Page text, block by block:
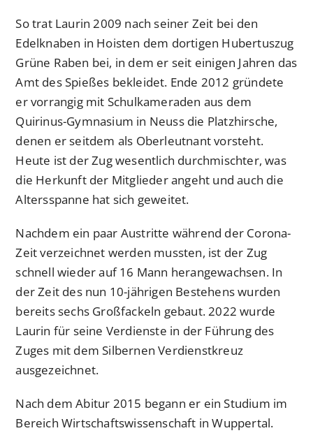
So trat Laurin 2009 nach seiner Zeit bei den
Edelknaben in Hoisten dem dortigen Hubertuszug
Grüne Raben bei, in dem er seit einigen Jahren das
Amt des Spießes bekleidet. Ende 2012 gründete
er vorrangig mit Schulkameraden aus dem
Quirinus-Gymnasium in Neuss die Platzhirsche,
denen er seitdem als Oberleutnant vorsteht.
Heute ist der Zug wesentlich durchmischter, was
die Herkunft der Mitglieder angeht und auch die
Altersspanne hat sich geweitet.
Nachdem ein paar Austritte während der Corona-
Zeit verzeichnet werden mussten, ist der Zug
schnell wieder auf 16 Mann herangewachsen. In
der Zeit des nun 10-jährigen Bestehens wurden
bereits sechs Großfackeln gebaut. 2022 wurde
Laurin für seine Verdienste in der Führung des
Zuges mit dem Silbernen Verdienstkreuz
ausgezeichnet.
Nach dem Abitur 2015 begann er ein Studium im
Bereich Wirtschaftswissenschaft in Wuppertal.